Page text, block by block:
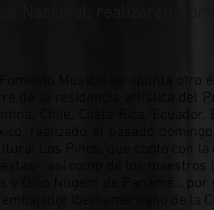
Musical se apunta otro
de la residencia artística del
Chile, Costa Rica, Ecuador,
realizado el pasado
Los Pinos, que contó con
, así como de los maestros
y Diño Nugent de Panamá…
Iberoamericano de la